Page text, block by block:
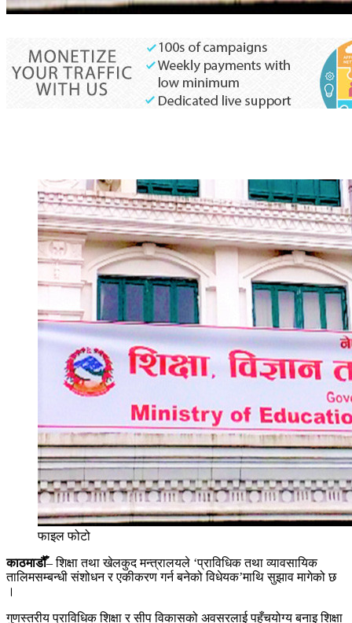
फाइल फोटो
काठमाडौँ– शिक्षा तथा खेलकुद मन्त्रालयले ‘प्राविधिक तथा व्यावसायिक
तालिमसम्बन्धी संशोधन र एकीकरण गर्न बनेको विधेयक’माथि सुझाव मागेको छ
।
गुणस्तरीय प्राविधिक शिक्षा र सीप विकासको अवसरलाई पहुँचयोग्य बनाइ शिक्षा